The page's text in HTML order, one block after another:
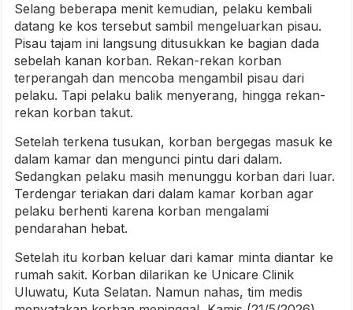
Selang beberapa menit kemudian, pelaku kembali
datang ke kos tersebut sambil mengeluarkan pisau.
Pisau tajam ini langsung ditusukkan ke bagian dada
sebelah kanan korban. Rekan-rekan korban
terperangah dan mencoba mengambil pisau dari
pelaku. Tapi pelaku balik menyerang, hingga rekan-
rekan korban takut.
Setelah terkena tusukan, korban bergegas masuk ke
dalam kamar dan mengunci pintu dari dalam.
Sedangkan pelaku masih menunggu korban dari luar.
Terdengar teriakan dari dalam kamar korban agar
pelaku berhenti karena korban mengalami
pendarahan hebat.
Setelah itu korban keluar dari kamar minta diantar ke
rumah sakit. Korban dilarikan ke Unicare Clinik
Uluwatu, Kuta Selatan. Namun nahas, tim medis